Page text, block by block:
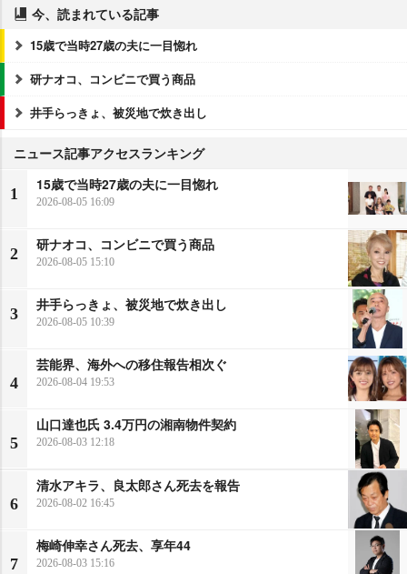
今、読まれている記事
15歳で当時27歳の夫に一目惚れ
研ナオコ、コンビニで買う商品
井手らっきょ、被災地で炊き出し
ニュース記事アクセスランキング
1
15歳で当時27歳の夫に一目惚れ
2026-08-05 16:09
2
研ナオコ、コンビニで買う商品
2026-08-05 15:10
3
井手らっきょ、被災地で炊き出し
2026-08-05 10:39
4
芸能界、海外への移住報告相次ぐ
2026-08-04 19:53
5
山口達也氏 3.4万円の湘南物件契約
2026-08-03 12:18
6
清水アキラ、良太郎さん死去を報告
2026-08-02 16:45
7
梅崎伸幸さん死去、享年44
2026-08-03 15:16